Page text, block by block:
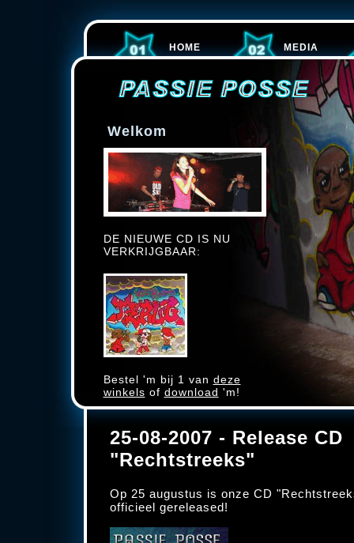
HOME MEDIA
Welkom
DE NIEUWE CD IS NU
VERKRIJGBAAR:
Bestel 'm bij 1 van deze
winkels of download 'm!
25-08-2007 - Release CD
"Rechtstreeks"
Op 25 augustus is onze CD
officieel gereleased!